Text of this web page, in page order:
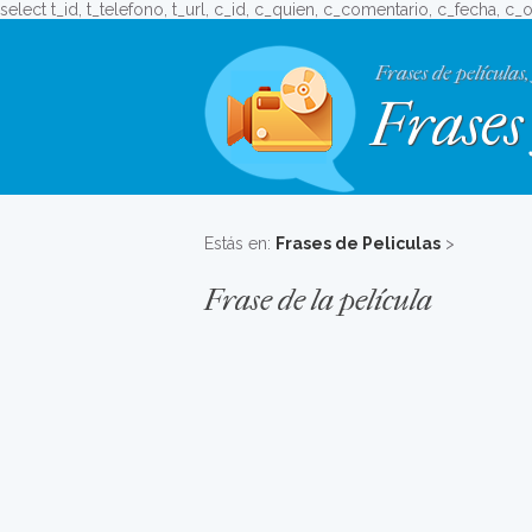
select t_id, t_telefono, t_url, c_id, c_quien, c_comentario, c_fecha,
Frases de
Estás en: Frases de Peliculas >
Frase de la película